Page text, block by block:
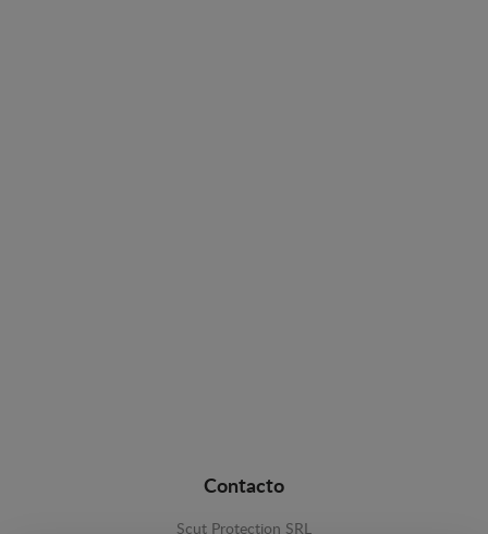
Contacto
Scut Protection SRL